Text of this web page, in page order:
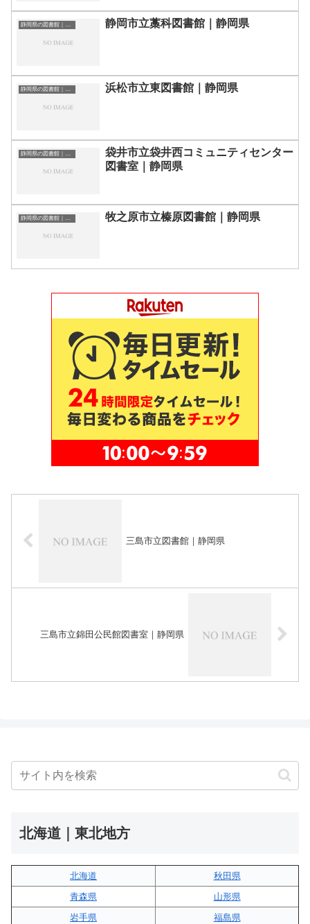
静岡県の図書館｜勉強できる場所 静岡市立藁科図書館｜静岡県
静岡県の図書館｜勉強できる場所 浜松市立東図書館｜静岡県
静岡県の図書館｜勉強できる場所
袋井市立袋井西コミュニティセンター
図書室｜静岡県
牧之原市立榛原図書館｜静岡県
三島市立図書館｜静岡県
三島市立錦田公民館図書室｜静岡県
北海道｜東北地方
北海道
秋田県
青森県
山形県
岩手県
福島県